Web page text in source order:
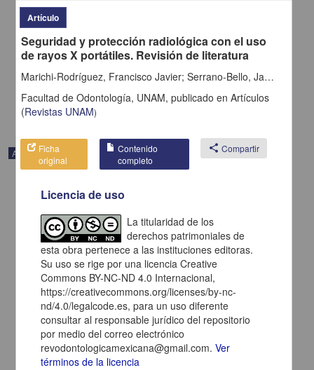
Juanita; Rojas Paguanquiza, Karla Liseth; Rojas Paguanquiza,
Donald Jehison; Quintero Cabrera, Yuly Mabel; Pantoja Chazatar,
Lency Yurani; Moreno Gómez, Germán Alberto - Facultad de
Medicina, UNAM
2025-01-05
Medicina y Ciencias de la Salud
share
Artículo
Oportunidades de la inteligencia artificial en los posgrados de
Artículo
Seguridad y protección radiológica con el uso
de rayos X portátiles. Revisión de literatura
Marichi-Rodríguez, Francisco Javier; Serrano-Bello, Janeth; Ortiz-Magdaleno, Marine; Vázquez-Vázquez, Febe Carolina
Facultad de Odontología, UNAM, publicado enArtículos
(Revistas UNAM)
Ficha
original
Contenido
completo
share Compartir
Licencia de uso
La titularidad de los
derechos patrimoniales de
esta obra pertenece a las instituciones editoras.
Su uso se rige por una licencia Creative
Commons BY-NC-ND 4.0 Internacional,
https://creativecommons.org/licenses/by-nc-
nd/4.0/legalcode.es, para un uso diferente
consultar al responsable jurídico del repositorio
por medio del correo electrónico
revodontologicamexicana@gmail.com.Ver
términos de la licencia